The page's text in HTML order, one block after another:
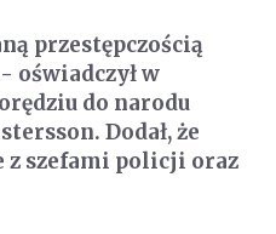
przestępczością
w
do narodu
Dodał, że
z szefami policji oraz